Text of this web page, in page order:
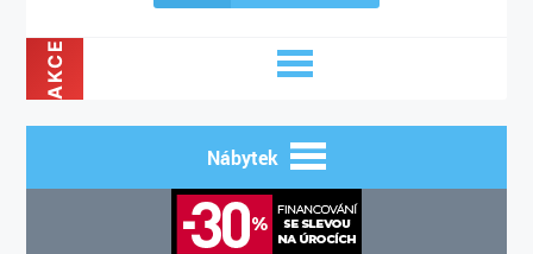
AKCE
Nábytek